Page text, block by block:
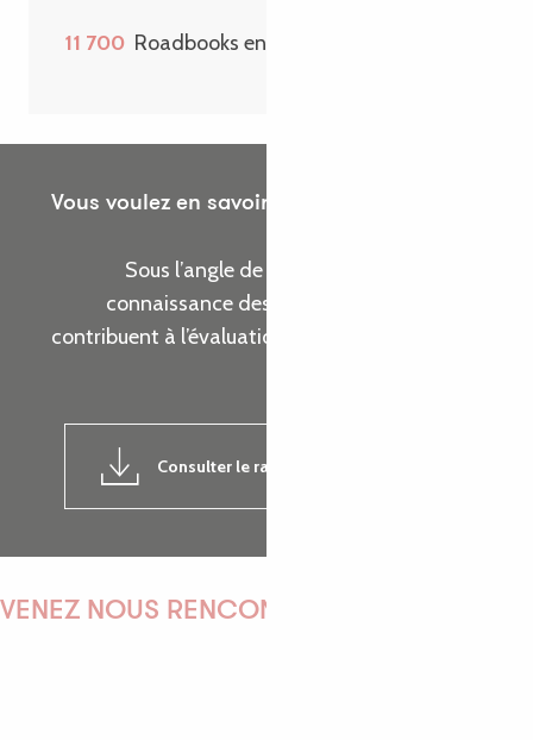
11 700 Roadbooks envoyés sur une année
Vous voulez en savoir plus sur les actions de
Sous l’angle de cinq thématiques, prenez
connaissance des indicateurs d’activité qui
contribuent à l’évaluation de la réalisation de nos
Consulter le rapport d'activité 2024
VENEZ NOUS RENCONTRER !